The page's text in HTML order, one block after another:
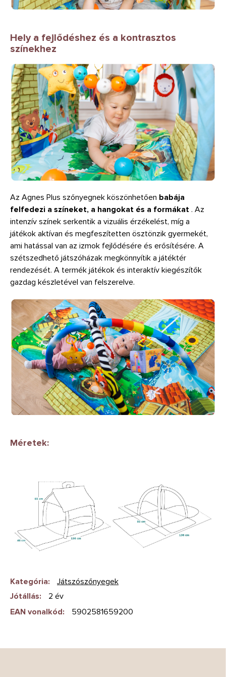
Hely a fejlődéshez és a kontrasztos
színekhez
Az Agnes Plus szőnyegnek köszönhetően babája
felfedezi a színeket, a hangokat és a formákat . Az
intenzív színek serkentik a vizuális érzékelést, míg a
játékok aktívan és megfeszítetten ösztönzik gyermekét,
ami hatással van az izmok fejlődésére és erősítésére. A
szétszedhető játszóházak megkönnyítik a játéktér
rendezését. A termék játékok és interaktív kiegészítők
gazdag készletével van felszerelve.
Méretek:
Kategória:
Játszószőnyegek
Jótállás:
2 év
EAN vonalkód: 5902581659200